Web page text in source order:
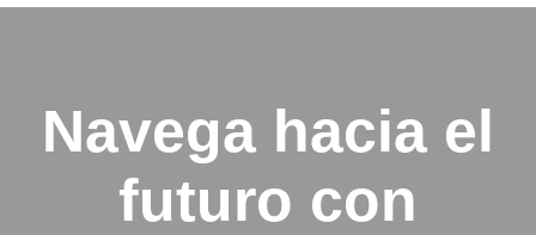
Navega hacia el
futuro con